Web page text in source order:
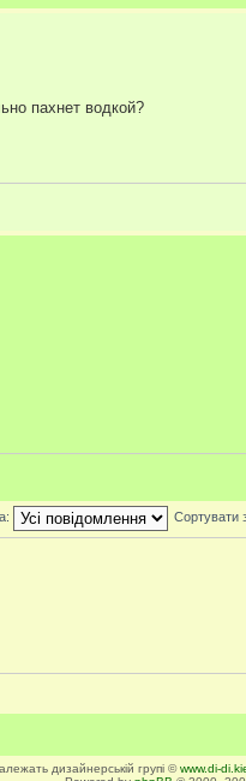
пахнет водкой?
Сортувати
дизайнерській групі ©www.di-